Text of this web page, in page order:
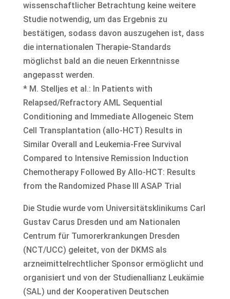
wissenschaftlicher Betrachtung keine weitere
Studie notwendig, um das Ergebnis zu
bestätigen, sodass davon auszugehen ist, dass
die internationalen Therapie-Standards
möglichst bald an die neuen Erkenntnisse
angepasst werden.
* M. Stelljes et al.: In Patients with
Relapsed/Refractory AML Sequential
Conditioning and Immediate Allogeneic Stem
Cell Transplantation (allo-HCT) Results in
Similar Overall and Leukemia-Free Survival
Compared to Intensive Remission Induction
Chemotherapy Followed By Allo-HCT: Results
from the Randomized Phase III ASAP Trial
Die Studie wurde vom Universitätsklinikums Carl
Gustav Carus Dresden und am Nationalen
Centrum für Tumorerkrankungen Dresden
(NCT/UCC) geleitet, von der DKMS als
arzneimittelrechtlicher Sponsor ermöglicht und
organisiert und von der Studienallianz Leukämie
(SAL) und der Kooperativen Deutschen